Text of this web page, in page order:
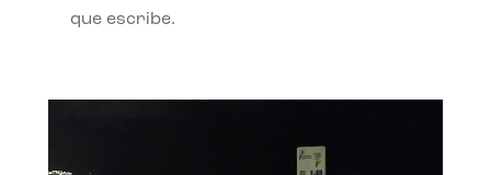
que escribe.